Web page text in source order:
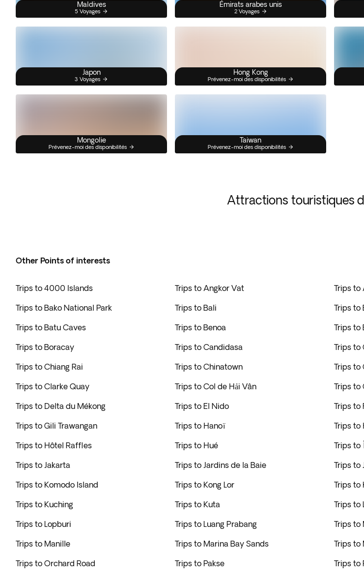
Maldives
5 Voyages
Émirats arabes unis
2 Voyages
Japon
3 Voyages
Hong Kong
Prévenez-moi des disponibilités
Mongolie
Prévenez-moi des disponibilités
Taiwan
Prévenez-moi des disponibilités
Attractions touristiques
Other Points of interests
Trips to 4000 Islands Trips to Angkor Vat Trips to
Trips to Bako National Park Trips to Bali Trips to
Trips to Batu Caves Trips to Benoa Trips to
Trips to Boracay Trips to Candidasa Trips to
Trips to Chiang Rai Trips to Chinatown Trips to
Trips to Clarke Quay Trips to Col de Hải Vân Trips to
Trips to Delta du Mékong Trips to El Nido Trips to
Trips to Gili Trawangan Trips to Hanoï Trips
Trips to Hôtel Raffles Trips to Hué Trips to
Trips to Jakarta Trips to Jardins de la Baie Trips to
Trips to Komodo Island Trips to Kong Lor Trips to
Trips to Kuching Trips to Kuta Trips to
Trips to Lopburi Trips to Luang Prabang Trips to
Trips to Manille Trips to Marina Bay Sands Trips to
Trips to Orchard Road Trips to Pakse Trips to